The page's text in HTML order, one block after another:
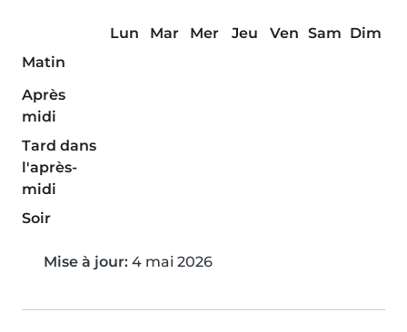
Lun Mar Mer Jeu Ven Sam Dim
Matin
Après
midi
Tard dans
l'après-
midi
Soir
Mise à jour: 4 mai 2026